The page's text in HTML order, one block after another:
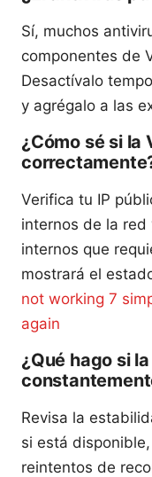
Sí, muchos
componentes de
Desactívalo
y agrégalo a las
¿Cómo sé si la
Verifica tu IP
internos de la red
internos que
mostrará el
not working 7
again
¿Qué hago si
Revisa la
si está
reintentos de